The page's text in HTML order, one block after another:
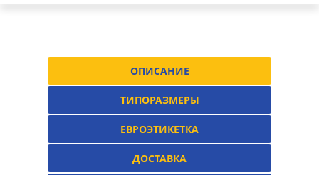
ОПИСАНИЕ
ТИПОРАЗМЕРЫ
ЕВРОЭТИКЕТКА
ДОСТАВКА